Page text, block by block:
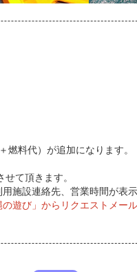
料代）が追加になります。
て頂きます。
施設連絡先、営業時間が表
遊び」からリクエストメー